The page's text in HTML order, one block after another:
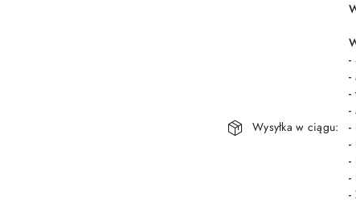
Wysyłka w ciągu:
-
-
-
-
-
-
-
-
-